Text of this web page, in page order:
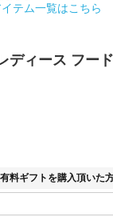
テム一覧はこちら
ディース フー
料ギフトを購入頂いた